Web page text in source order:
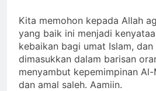
Kita memohon kepada Allah
yang baik ini menjadi
kebaikan bagi umat Islam,
dimasukkan dalam barisan
menyambut kepemimpinan
dan amal saleh. Aamiin.